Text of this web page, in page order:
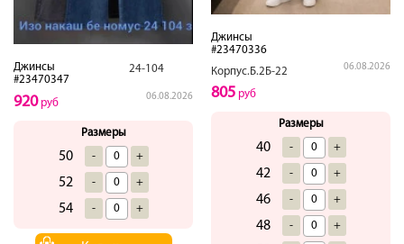
Джинсы
#23470347
24-104
06.08.2026
920руб
Размеры
50 - +
52 - +
54 - +
Джинсы
#23470336
Корпус.Б.2Б-22
06.08.2026
805 руб
Размеры
40 - +
42 - +
46 - +
48 - +